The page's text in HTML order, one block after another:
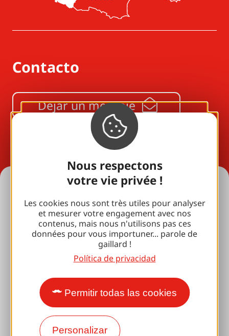
Nous respectons
votre vie privée !
Les cookies nous sont très utiles pour analyser
et mesurer votre engagement avec nos
contenus, mais nous n'utilisons pas ces
données pour vous importuner... parole de
gaillard !
Política de privacidad
Permitir todas las cookies
Personalizar
Contacto
Dejar un mensaje
05 55 24 08 80
Ideas para las vacaciones
Todos nuestros alojamientos
Para los enamorados
con su familia
Pausas de bienestar
Accesibilidad
Viajes responsables